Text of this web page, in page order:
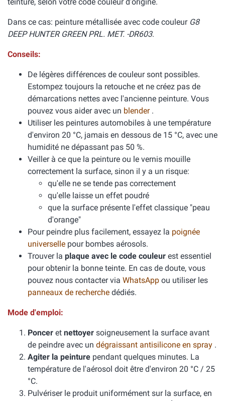
Dans ce cas: peinture métallisée avec code couleur G8
DEEP HUNTER GREEN PRL. MET. -DR603.
Conseils:
De légères différences de couleur sont possibles.
Estompez toujours la retouche et ne créez pas de
démarcations nettes avec l'ancienne peinture. Vous
pouvez vous aider avec un blender .
Utiliser les peintures automobiles à une température
d'environ 20 °C, jamais en dessous de 15 °C, avec une
humidité ne dépassant pas 50 %.
Veiller à ce que la peinture ou le vernis mouille
correctement la surface, sinon il y a un risque:
qu'elle ne se tende pas correctement
qu'elle laisse un effet poudré
que la surface présente l'effet classique "peau
d'orange"
Pour peindre plus facilement, essayez la poignée
universelle pour bombes aérosols.
Trouver la plaque avec le code couleur est essentiel
pour obtenir la bonne teinte. En cas de doute, vous
pouvez nous contacter via WhatsApp ou utiliser les
panneaux de recherche dédiés.
Mode d'emploi:
Poncer et nettoyer soigneusement la surface avant
de peindre avec un dégraissant antisilicone en spray .
Agiter la peinture pendant quelques minutes. La
température de l'aérosol doit être d'environ 20 °C / 25
°C.
Pulvériser le produit uniformément sur la surface, en